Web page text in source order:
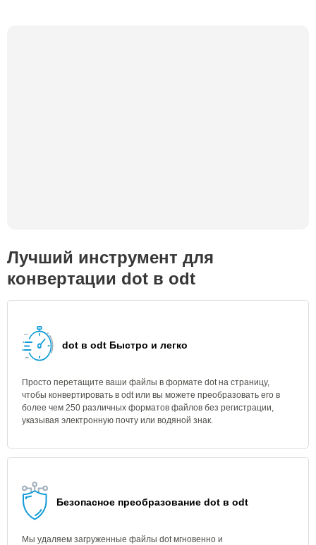
Лучший инструмент для
конвертации dot в odt
dot в odt Быстро и легко
Просто перетащите ваши файлы в формате dot на страницу,
чтобы конвертировать в odt или вы можете преобразовать его в
более чем 250 различных форматов файлов без регистрации,
указывая электронную почту или водяной знак.
Безопасное преобразование dot в odt
Мы удаляем загруженные файлы dot мгновенно и